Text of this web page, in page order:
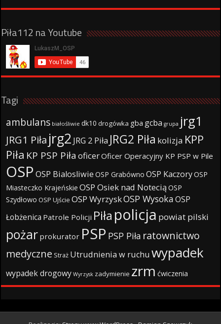
Piła112 na Youtube
Tagi
ambulans białośliwie dk10 drogówka gba gcba grupa jrg1
JRG1 Piła jrg2 JRG 2 Piła JRG2 Piła kolizja KPP
Piła KP PSP Piła oficerOficer Operacyjny KP PSP w Pile
OSP OSP Bialosliwie OSP Grabówno OSP KaczoryOSP
Miasteczko Krajeńskie OSP Osiek nad Notecią OSP
Szydłowo OSP Ujście OSP WyrzyskOSP WysokaOSP
Łobżenica Patrole Policji Piła policja powiat pilski
pożar prokurator PSP PSP Piła ratownictwo
medyczne Straż Utrudnienia w ruchu wypadek
wypadek drogowy Wyrzysk zadymienie zrm ćwiczenia